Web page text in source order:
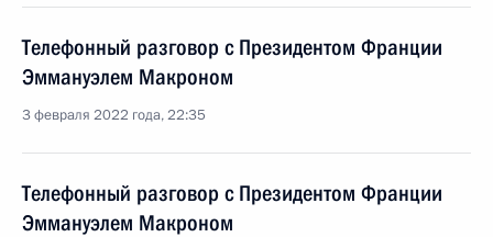
Телефонный разговор с Президентом Франции
Эммануэлем Макроном
3 февраля 2022 года, 22:35
Телефонный разговор с Президентом Франции
Эммануэлем Макроном